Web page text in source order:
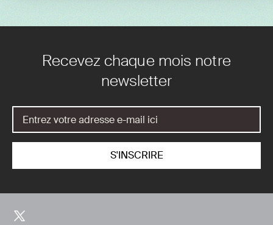
Recevez chaque mois notre
newsletter